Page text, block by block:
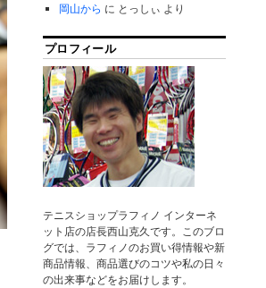
岡山から に とっしぃ より
プロフィール
テニスショップラフィノ インターネ
ット店の店長西山克久です。このブロ
グでは、ラフィノのお買い得情報や新
商品情報、商品選びのコツや私の日々
の出来事などをお届けします。